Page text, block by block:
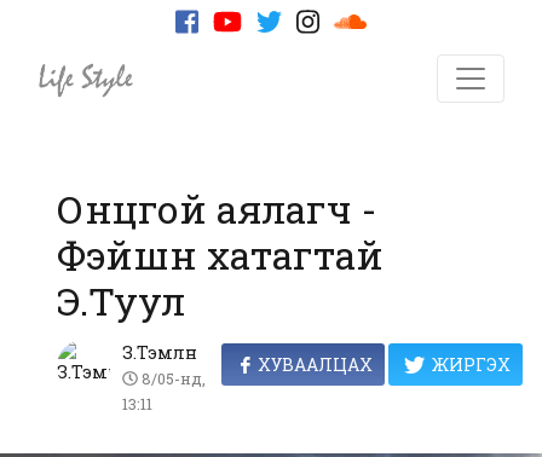
Онцгой аялагч -
Фэйшн хатагтай
Э.Туул
ХУВААЛЦАХ ЖИРГЭХ
З.Тэмлүүн
8/05-нд,
13:11